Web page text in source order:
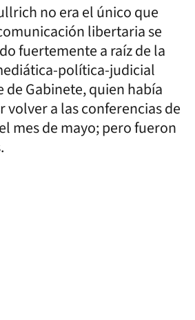
no era el único que
libertaria se
fuertemente a raíz de la
política-judicial
de Gabinete, quien había
volver a las conferencias de
mes de mayo; pero fueron